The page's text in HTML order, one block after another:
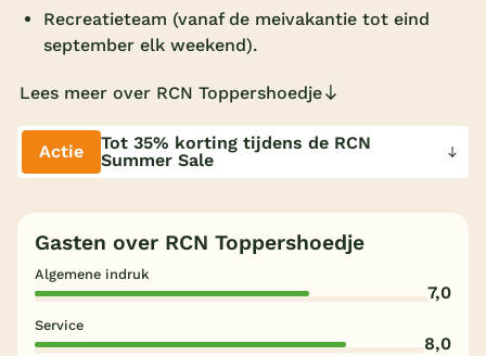
Alle populaire faciliteiten
Bestemmingen
Nederland
Limburg
Duitsland
Recreatieteam (vanaf de meivakantie tot eind
september elk weekend).
Lees meer over RCN Toppershoedje
Actie
Tot 35% korting tijdens de RCN
Summer Sale
Gasten over RCN Toppershoedje
Algemene indruk
7,0
Service
8,0